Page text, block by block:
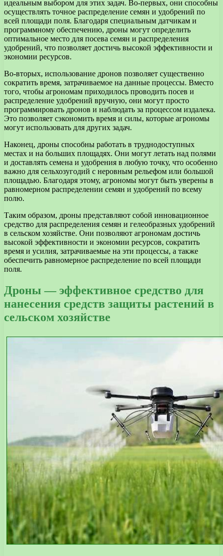
идеальным выбором для этих задач. Во-первых, они способны
осуществлять точное распределение семян и удобрений по
всей площади поля. Благодаря специальным датчикам и
программному обеспечению, дроны могут определить
оптимальное место для посева семян и распределения
удобрений, что позволяет достичь высокой эффективности и
экономии ресурсов.
Во-вторых, использование дронов позволяет существенно
сократить время, затрачиваемое на данные процессы. Вместо
того, чтобы агрономам приходилось проводить посев и
распределение удобрений вручную, они могут просто
программировать дронов и наблюдать за процессом издалека.
Это позволяет сэкономить время и силы, которые агрономы
могут использовать для других задач.
Наконец, дроны способны работать в труднодоступных
местах и на больших площадях. Они могут летать над полями
и доставлять семена и удобрения в любую точку, что особенно
важно для сельхозугодий с неровным рельефом или большой
площадью. Благодаря этому, агрономы могут быть уверены в
равномерном распределении семян и удобрений по всему
полю.
Таким образом, дроны представляют собой инновационное
средство для распределения семян и гелеобразных удобрений
в сельском хозяйстве. Они позволяют агрономам достичь
высокой эффективности и экономии ресурсов, сократить
время и усилия, затрачиваемые на эти процессы, а также
обеспечить равномерное распределение по всей площади
поля.
Дроны — эффективное средство для
нанесения средств защиты растений в
сельском хозяйстве